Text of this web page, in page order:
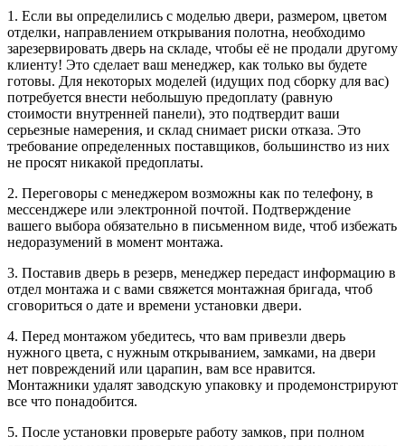
1. Если вы определились с моделью двери, размером, цветом
отделки, направлением открывания полотна, необходимо
зарезервировать дверь на складе, чтобы её не продали другому
клиенту! Это сделает ваш менеджер, как только вы будете
готовы. Для некоторых моделей (идущих под сборку для вас)
потребуется внести небольшую предоплату (равную
стоимости внутренней панели), это подтвердит ваши
серьезные намерения, и склад снимает риски отказа. Это
требование определенных поставщиков, большинство из них
не просят никакой предоплаты.
2. Переговоры с менеджером возможны как по телефону, в
мессенджере или электронной почтой. Подтверждение
вашего выбора обязательно в письменном виде, чтоб избежать
недоразумений в момент монтажа.
3. Поставив дверь в резерв, менеджер передаст информацию в
отдел монтажа и с вами свяжется монтажная бригада, чтоб
сговориться о дате и времени установки двери.
4. Перед монтажом убедитесь, что вам привезли дверь
нужного цвета, с нужным открыванием, замками, на двери
нет повреждений или царапин, вам все нравится.
Монтажники удалят заводскую упаковку и продемонстрируют
все что понадобится.
5. После установки проверьте работу замков, при полном